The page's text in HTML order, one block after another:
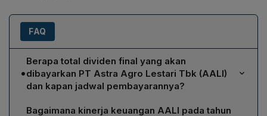
FAQ
•
Berapa total dividen final yang akan
dibayarkan PT Astra Agro Lestari Tbk (AALI)
dan kapan jadwal pembayarannya?
AALI akan membagikaniden final sebesar Rp 335 per
Bagaimana kinerja keuangan AALI pada tahun